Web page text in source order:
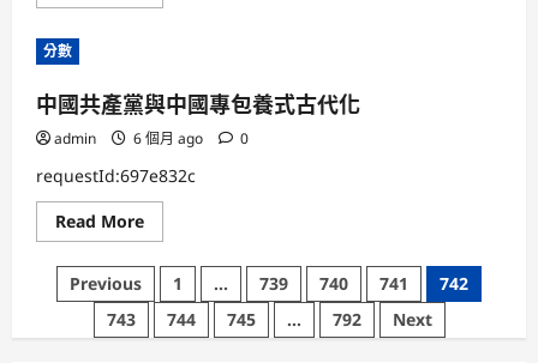
元
預
五
五”
時
經
濟
專
包
養
站
會
長
分數
中國共產黨與中國專包養式古代化
admin 6 個月 ago 0
requestId:697e832c
Read MoreRead
more
中
共
黨
Previous 1 ... 739 740 741
742
743
744 745 ... 792 Next